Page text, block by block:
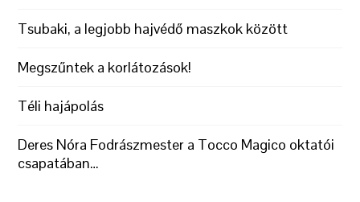
Tsubaki, a legjobb hajvédő maszkok között
Megszűntek a korlátozások!
Téli hajápolás
Deres Nóra Fodrászmester a Tocco Magico oktatói
csapatában…